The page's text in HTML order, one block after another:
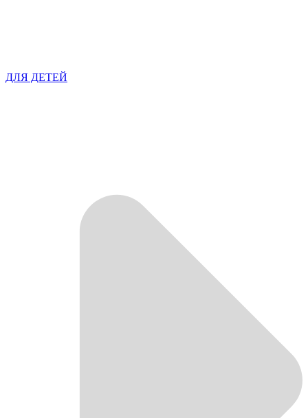
ДЛЯ ДЕТЕЙ